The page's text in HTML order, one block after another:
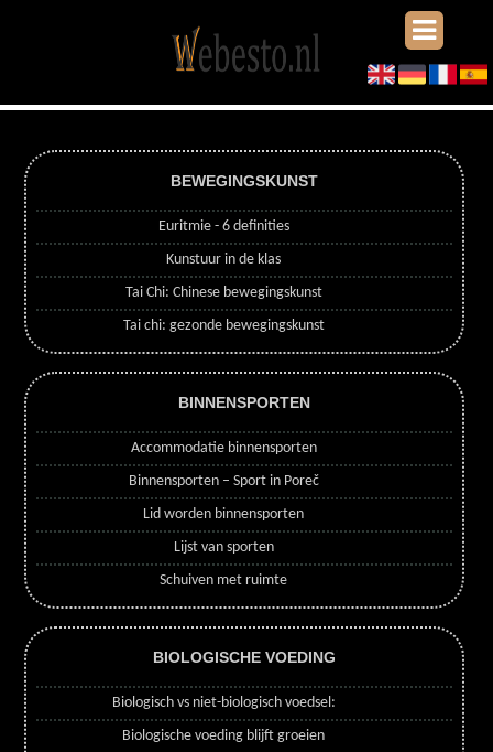
BEWEGINGSKUNST
Euritmie - 6 definities
Kunstuur in de klas
Tai Chi: Chinese bewegingskunst
Tai chi: gezonde bewegingskunst
BINNENSPORTEN
Accommodatie binnensporten
Binnensporten – Sport in Poreč
Lid worden binnensporten
Lijst van sporten
Schuiven met ruimte
BIOLOGISCHE VOEDING
Biologisch vs niet-biologisch voedsel:
Biologische voeding blijft groeien